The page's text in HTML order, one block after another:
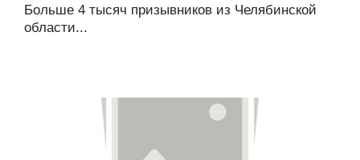
Больше 4 тысяч призывников из Челябинской
области...